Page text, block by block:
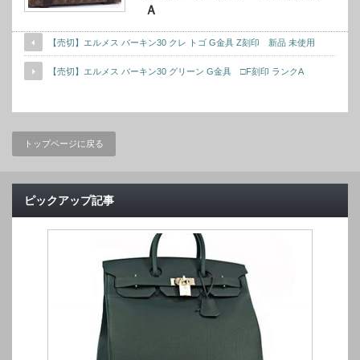
Ａ
【売切】エルメス バーキン30 クレ トゴ G金具 Z刻印 新品 未使用
【売切】エルメス バーキン30 グリーン G金具 □F刻印 ランクA
トップページに戻る
ピックアップ記事